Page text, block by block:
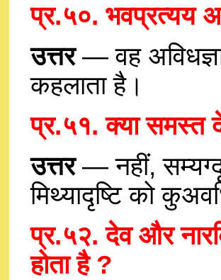
प्र.५०. भवप्रत्यय
उत्तर— वह
कहलाता है।
प्र.५१. क्या समस्त
उत्तर— नहीं,
मिथ्यादृष्टि को
प्र.५२. देव और
होता है ?